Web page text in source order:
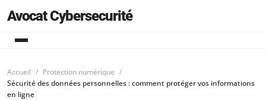
Avocat Cybersecurité
Accueil
Protection numérique
Sécurité des données personnelles : comment protéger vos informations
en ligne